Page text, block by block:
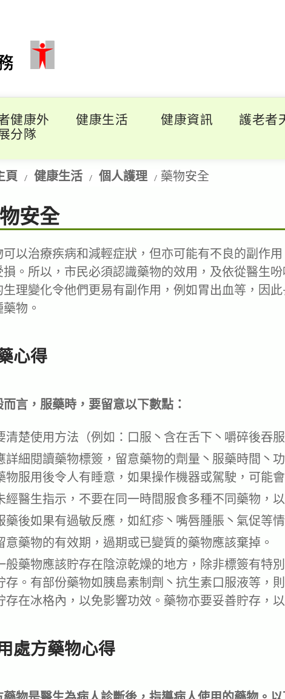
健康外
分隊
健康生活 健康資訊 護老者
頁 健康生活 個人護理 藥物安全
安全
可以治療疾病和減輕症狀，但亦可能有不良的副作
損。所以，市民必須認識藥物的效用，及依從醫生
生理變化令他們更易有副作用，例如胃出血等，因
物。
心得
而言，服藥時，要留意以下數點：
清楚使用方法（例如：口服丶含在舌下丶嚼碎後吞
詳細閱讀藥物標簽，留意藥物的劑量丶服藥時間丶
物服用後令人有睡意，如果操作機器或駕駛，可能
經醫生指示，不要在同一時間服食多種不同藥物，
藥後如果有過敏反應，如紅疹丶嘴唇腫脹丶氣促等
意藥物的有效期，過期或已變質的藥物應該棄掉。
般藥物應該貯存在陰涼乾燥的地方，除非標簽有特
存。有部份藥物如胰島素制劑丶抗生素口服液等，
存在冰格內，以免影響功效。藥物亦要妥善貯存，
處方藥物心得